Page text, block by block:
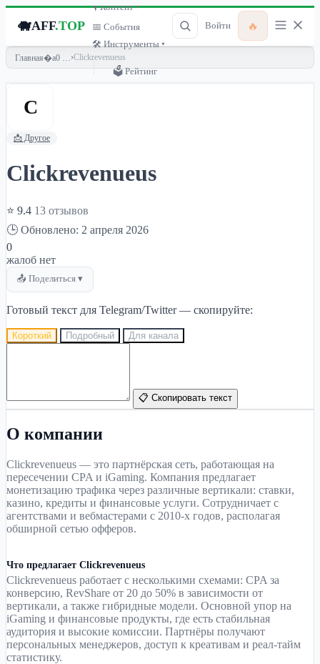
🐗AFF.TOP
🎙 Контент ▾
📅 События
🛠 Инструменты ▾
🗳 Рейтинг
Войти 🔥
Главная ›Clickrevenueus
C
📩 Другое
Clickrevenueus
⭐ 9.4 13 отзывов
🕒 Обновлено: 2 апреля 2026
0
жалоб нет
📤 Поделиться ▾
Готовый текст для Telegram/Twitter — скопируйте:
Короткий Подробный Для канала
📋 Скопировать текст
О компании
Clickrevenueus — это партнёрская сеть, работающая на
пересечении CPA и iGaming. Компания предлагает
монетизацию трафика через различные вертикали: ставки,
казино, кредиты и финансовые услуги. Сотрудничает с
агентствами и вебмастерами с 2010-х годов, располагая
обширной сетью офферов.
Что предлагает Clickrevenueus
Clickrevenueus работает с несколькими схемами: CPA за
конверсию, RevShare от 20 до 50% в зависимости от
вертикали, а также гибридные модели. Основной упор на
iGaming и финансовые продукты, где есть стабильная
аудитория и высокие комиссии. Партнёры получают
персональных менеджеров, доступ к креативам и реал-тайм
статистику.